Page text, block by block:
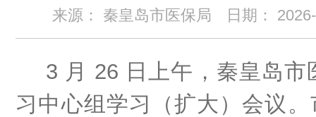
来源： 秦皇岛市医保局 日期：
3 月 26 日上午，秦皇岛
习中心组学习
（扩大） 会议